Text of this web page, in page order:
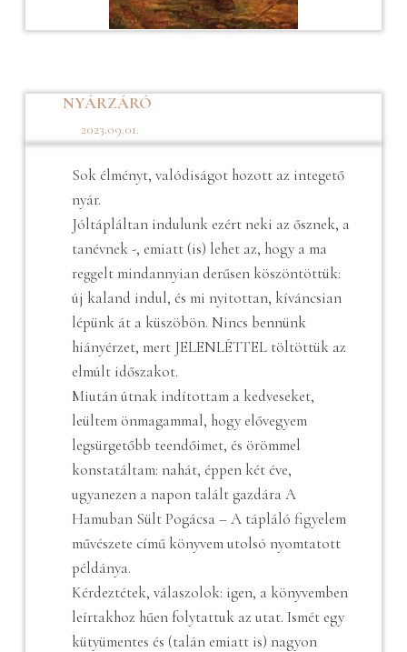
NYÁRZÁRÓ
2023.09.01.
Sok élményt, valódiságot hozott az integető
nyár.
Jóltápláltan indulunk ezért neki az ősznek, a
tanévnek -, emiatt (is) lehet az, hogy a ma
reggelt mindannyian derűsen köszöntöttük:
új kaland indul, és mi nyitottan, kíváncsian
lépünk át a küszöbön. Nincs bennünk
hiányérzet, mert JELENLÉTTEL töltöttük az
elmúlt időszakot.
Miután útnak indítottam a kedveseket,
leültem önmagammal, hogy elővegyem
legsürgetőbb teendőimet, és örömmel
konstatáltam: nahát, éppen két éve,
ugyanezen a napon talált gazdára A
Hamuban Sült Pogácsa – A tápláló figyelem
művészete című könyvem utolsó nyomtatott
példánya.
Kérdeztétek, válaszolok: igen, a könyvemben
leírtakhoz hűen folytattuk az utat. Ismét egy
kütyümentes és (talán emiatt is) nagyon